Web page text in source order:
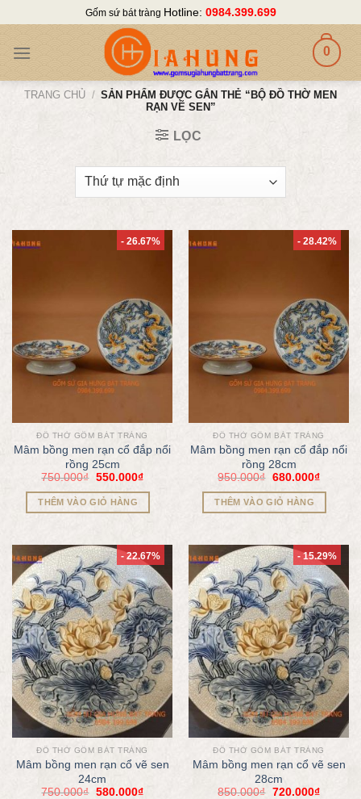
content
Gốm sứ bát tràng Hotline: 0984.399.699
0
TRANG CHỦ / SẢN PHẨM ĐƯỢC GẮN THẺ “BỘ ĐỒ THỜ MEN
RẠN VẼ SEN”
LỌC
- 26.67%
ĐỒ THỜ GỐM BÁT TRÀNG
Mâm bồng men rạn cổ đắp nổi
rồng 25cm
750.000₫ 550.000₫
THÊM VÀO GIỎ HÀNG
- 28.42%
ĐỒ THỜ GỐM BÁT TRÀNG
Mâm bồng men rạn cổ đắp nổi
rồng 28cm
950.000₫ 680.000₫
THÊM VÀO GIỎ HÀNG
- 22.67%
ĐỒ THỜ GỐM BÁT TRÀNG
Mâm bồng men rạn cổ vẽ sen
24cm
750.000₫ 580.000₫
- 15.29%
ĐỒ THỜ GỐM BÁT TRÀNG
Mâm bồng men rạn cổ vẽ sen
28cm
850.000₫ 720.000₫